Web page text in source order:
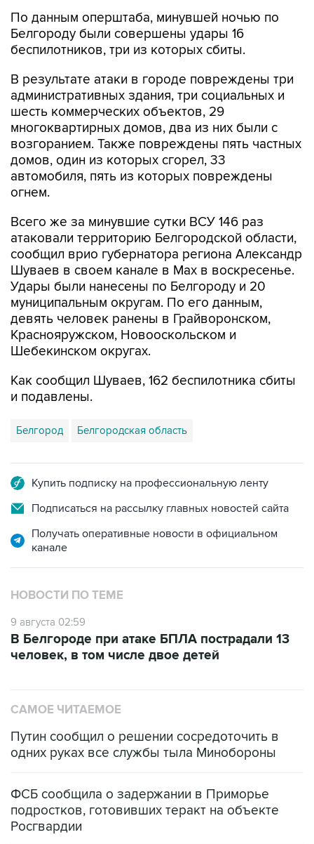
По данным оперштаба, минувшей ночью по
Белгороду были совершены удары 16
беспилотников, три из которых сбиты.
В результате атаки в городе повреждены три
административных здания, три социальных и
шесть коммерческих объектов, 29
многоквартирных домов, два из них были с
возгоранием. Также повреждены пять частных
домов, один из которых сгорел, 33
автомобиля, пять из которых повреждены
огнем.
Всего же за минувшие сутки ВСУ 146 раз
атаковали территорию Белгородской области,
сообщил врио губернатора региона Александр
Шуваев в своем канале в Мах в воскресенье.
Удары были нанесены по Белгороду и 20
муниципальным округам. По его данным,
девять человек ранены в Грайворонском,
Краснояружском, Новооскольском и
Шебекинском округах.
Как сообщил Шуваев, 162 беспилотника сбиты
и подавлены.
Белгород Белгородская область
Купить подписку на профессиональную ленту
Подписаться на рассылку главных новостей сайта
Получать оперативные новости в официальном
канале
НОВОСТИ ПО ТЕМЕ
9 августа 02:59
В Белгороде при атаке БПЛА пострадали 13
человек, в том числе двое детей
САМОЕ ЧИТАЕМОЕ
Путин сообщил о решении сосредоточить в
одних руках все службы тыла Минобороны
ФСБ сообщила о задержании в Приморье
подростков, готовивших теракт на объекте
Росгвардии